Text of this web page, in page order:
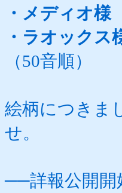
・メディオ様
・ラオックス
（50音順）
絵柄につきま
せ。
──詳報公開